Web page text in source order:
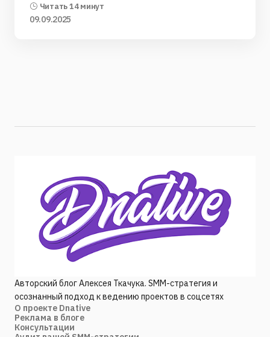
Читать 14 минут
09.09.2025
Авторский блог Алексея Ткачука. SMM-стратегия и
осознанный подход к ведению проектов в соцсетях
О проекте Dnative
Реклама в блоге
Консультации